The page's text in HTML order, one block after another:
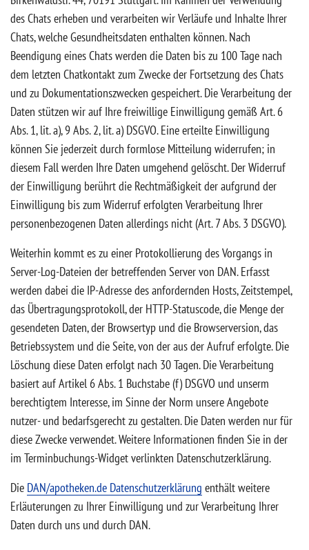
des Chats erheben und verarbeiten wir Verläufe und Inhalte Ihrer
Chats, welche Gesundheitsdaten enthalten können. Nach
Beendigung eines Chats werden die Daten bis zu 100 Tage nach
dem letzten Chatkontakt zum Zwecke der Fortsetzung des Chats
und zu Dokumentationszwecken gespeichert. Die Verarbeitung der
Daten stützen wir auf Ihre freiwillige Einwilligung gemäß Art. 6
Abs. 1, lit. a), 9 Abs. 2, lit. a) DSGVO. Eine erteilte Einwilligung
können Sie jederzeit durch formlose Mitteilung widerrufen; in
diesem Fall werden Ihre Daten umgehend gelöscht. Der Widerruf
der Einwilligung berührt die Rechtmäßigkeit der aufgrund der
Einwilligung bis zum Widerruf erfolgten Verarbeitung Ihrer
personenbezogenen Daten allerdings nicht (Art. 7 Abs. 3 DSGVO).
Weiterhin kommt es zu einer Protokollierung des Vorgangs in
Server-Log-Dateien der betreffenden Server von DAN. Erfasst
werden dabei die IP-Adresse des anfordernden Hosts, Zeitstempel,
das Übertragungsprotokoll, der HTTP-Statuscode, die Menge der
gesendeten Daten, der Browsertyp und die Browserversion, das
Betriebssystem und die Seite, von der aus der Aufruf erfolgte. Die
Löschung diese Daten erfolgt nach 30 Tagen. Die Verarbeitung
basiert auf Artikel 6 Abs. 1 Buchstabe (f) DSGVO und unserm
berechtigtem Interesse, im Sinne der Norm unsere Angebote
nutzer- und bedarfsgerecht zu gestalten. Die Daten werden nur für
diese Zwecke verwendet. Weitere Informationen finden Sie in der
im Terminbuchungs-Widget verlinkten Datenschutzerklärung.
Die DAN/apotheken.de Datenschutzerklärung enthält weitere
Erläuterungen zu Ihrer Einwilligung und zur Verarbeitung Ihrer
Daten durch uns und durch DAN.